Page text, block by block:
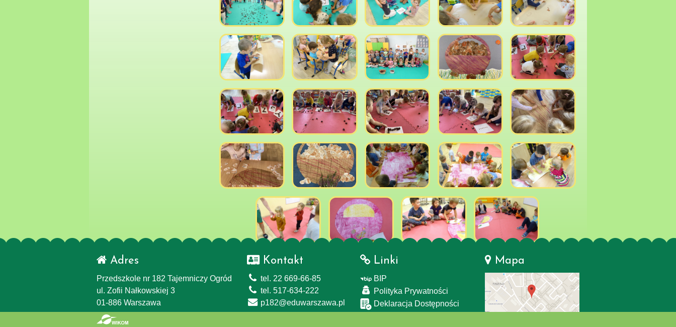
Adres
Przedszkole nr 182 Tajemniczy Ogród
ul. Zofii Nałkowskiej 3
01-886 Warszawa
Kontakt
tel. 22 669-66-85
tel. 517-634-222
p182@eduwarszawa.pl
Linki
BIP
Polityka Prywatności
Deklaracja Dostępności
Mapa